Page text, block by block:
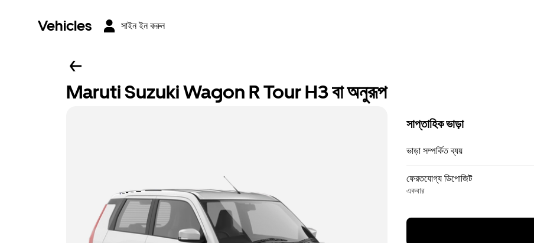
Vehicles সাইন ইন করুন
Maruti Suzuki Wagon R Tour H3 বা অনুরূপ
সাপ্তাহিক ভাড়া
ভাড়া সম্পর্কিত ব্যয়
ফেরতযোগ্য ডিপোজিট
একবার